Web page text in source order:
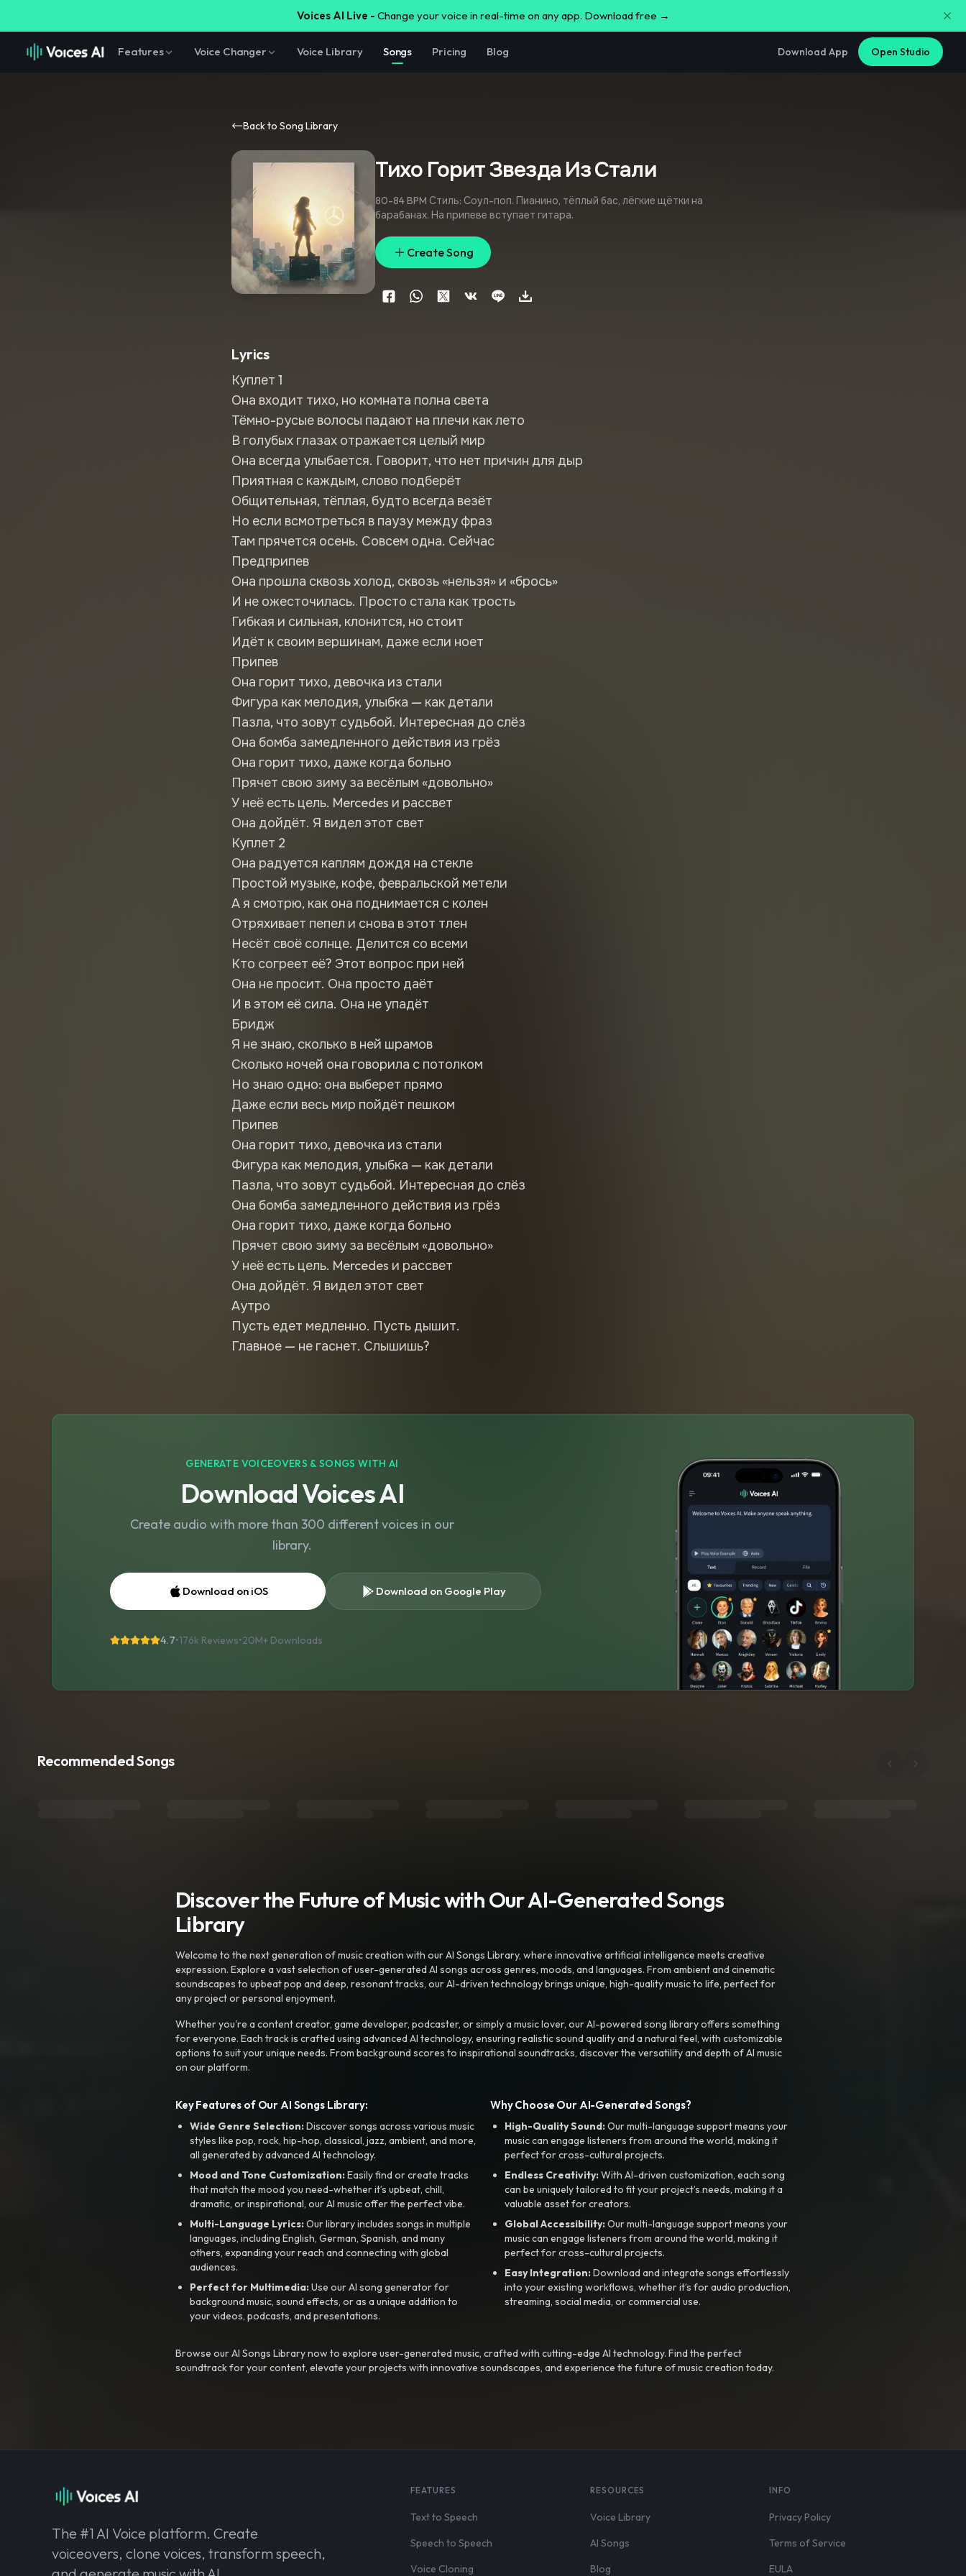
Voices AI Live - Change your voice in real-time on any app. Download free →
Features Voice Changer Voice Library Songs Pricing Blog Download App Open Studio
Back to Song Library
Тихо Горит Звезда Из Стали
80-84 BPM Стиль: Соул-поп. Пианино, тёплый бас, лёгкие щётки на
барабанах. На припеве вступает гитара.
Create Song
Lyrics
Куплет 1
Она входит тихо, но комната полна света
Тёмно-русые волосы падают на плечи как лето
В голубых глазах отражается целый мир
Она всегда улыбается. Говорит, что нет причин для дыр
Приятная с каждым, слово подберёт
Общительная, тёплая, будто всегда везёт
Но если всмотреться в паузу между фраз
Там прячется осень. Совсем одна. Сейчас
Предприпев
Она прошла сквозь холод, сквозь «нельзя» и «брось»
И не ожесточилась. Просто стала как трость
Гибкая и сильная, клонится, но стоит
Идёт к своим вершинам, даже если ноет
Припев
Она горит тихо, девочка из стали
Фигура как мелодия, улыбка — как детали
Пазла, что зовут судьбой. Интересная до слёз
Она бомба замедленного действия из грёз
Она горит тихо, даже когда больно
Прячет свою зиму за весёлым «довольно»
У неё есть цель. Mercedes и рассвет
Она дойдёт. Я видел этот свет
Куплет 2
Она радуется каплям дождя на стекле
Простой музыке, кофе, февральской метели
А я смотрю, как она поднимается с колен
Отряхивает пепел и снова в этот тлен
Несёт своё солнце. Делится со всеми
Кто согреет её? Этот вопрос при ней
Она не просит. Она просто даёт
И в этом её сила. Она не упадёт
Бридж
Я не знаю, сколько в ней шрамов
Сколько ночей она говорила с потолком
Но знаю одно: она выберет прямо
Даже если весь мир пойдёт пешком
Припев
Она горит тихо, девочка из стали
Фигура как мелодия, улыбка — как детали
Пазла, что зовут судьбой. Интересная до слёз
Она бомба замедленного действия из грёз
Она горит тихо, даже когда больно
Прячет свою зиму за весёлым «довольно»
У неё есть цель. Mercedes и рассвет
Она дойдёт. Я видел этот свет
Аутро
Пусть едет медленно. Пусть дышит.
GENERATE VOICEOVERS & SONGS WITH AI
Download Voices AI
Create audio with more than 300 different voices in our
library.
Download on iOS Download on Google Play
4.7•176k Reviews•20M+ Downloads
Recommended Songs
Discover the Future of Music with Our AI-Generated Songs
Library
Welcome to the next generation of music creation with our AI Songs Library, where innovative artificial intelligence meets creative
expression. Explore a vast selection of user-generated AI songs across genres, moods, and languages. From ambient and cinematic
soundscapes to upbeat pop and deep, resonant tracks, our AI-driven technology brings unique, high-quality music to life, perfect for
any project or personal enjoyment.
Whether you're a content creator, game developer, podcaster, or simply a music lover, our AI-powered song library offers something
for everyone. Each track is crafted using advanced AI technology, ensuring realistic sound quality and a natural feel, with customizable
options to suit your unique needs. From background scores to inspirational soundtracks, discover the versatility and depth of AI music
on our platform.
Key Features of Our AI Songs Library:
Wide Genre Selection:Discover songs across various music
styles like pop, rock, hip-hop, classical, jazz, ambient, and more,
all generated by advanced AI technology.
Mood and Tone Customization:Easily find or create tracks
that match the mood you need-whether it’s upbeat, chill,
dramatic, or inspirational, our AI music offer the perfect vibe.
Multi-Language Lyrics:Our library includes songs in multiple
languages, including English, German, Spanish, and many
others, expanding your reach and connecting with global
audiences.
Perfect for Multimedia:Use our AI song generator for
background music, sound effects, or as a unique addition to
your videos, podcasts, and presentations.
Why Choose Our AI-Generated Songs?
High-Quality Sound:Our multi-language support means your
music can engage listeners from around the world, making it
perfect for cross-cultural projects.
Endless Creativity:With AI-driven customization, each song
can be uniquely tailored to fit your project’s needs, making it a
valuable asset for creators.
Global Accessibility:Our multi-language support means your
music can engage listeners from around the world, making it
perfect for cross-cultural projects.
Easy Integration:Download and integrate songs effortlessly
into your existing workflows, whether it’s for audio production,
streaming, social media, or commercial use.
Browse our AI Songs Library now to explore user-generated music, crafted with cutting-edge AI technology. Find the perfect
soundtrack for your content, elevate your projects with innovative soundscapes, and experience the future of music creation today.
The #1 AI Voice platform. Create
voiceovers, clone voices, transform speech,
FEATURES
Text to Speech
Speech to Speech
Voice Cloning
RESOURCES
Voice Library
AI Songs
Blog
INFO
Privacy Policy
Terms of Service
EULA